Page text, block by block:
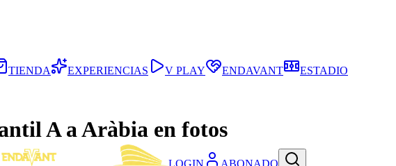
TIENDA EXPERIENCIAS V PLAY ENDAVANT ESTADIO
A a Aràbia en fotos